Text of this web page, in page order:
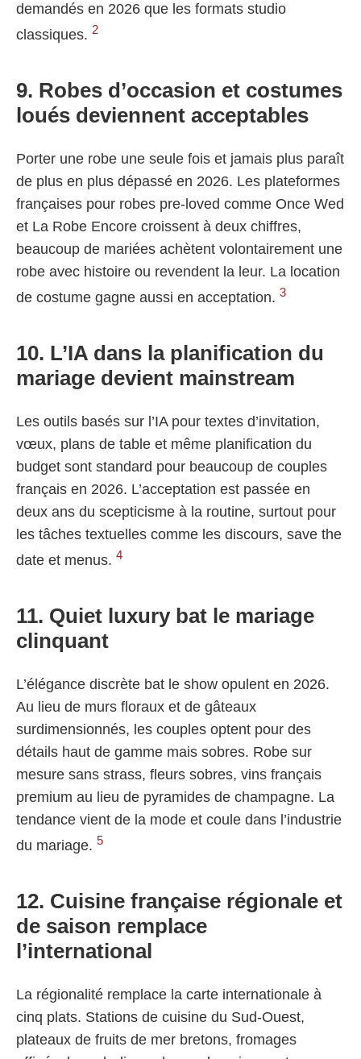
demandés en 2026 que les formats studio
classiques. 2
9. Robes d’occasion et costumes
loués deviennent acceptables
Porter une robe une seule fois et jamais plus paraît
de plus en plus dépassé en 2026. Les plateformes
françaises pour robes pre-loved comme Once Wed
et La Robe Encore croissent à deux chiffres,
beaucoup de mariées achètent volontairement une
robe avec histoire ou revendent la leur. La location
de costume gagne aussi en acceptation. 3
10. L’IA dans la planification du
mariage devient mainstream
Les outils basés sur l’IA pour textes d’invitation,
vœux, plans de table et même planification du
budget sont standard pour beaucoup de couples
français en 2026. L’acceptation est passée en
deux ans du scepticisme à la routine, surtout pour
les tâches textuelles comme les discours, save the
date et menus. 4
11. Quiet luxury bat le mariage
clinquant
L’élégance discrète bat le show opulent en 2026.
Au lieu de murs floraux et de gâteaux
surdimensionnés, les couples optent pour des
détails haut de gamme mais sobres. Robe sur
mesure sans strass, fleurs sobres, vins français
premium au lieu de pyramides de champagne. La
tendance vient de la mode et coule dans l’industrie
du mariage. 5
12. Cuisine française régionale et
de saison remplace
l’international
La régionalité remplace la carte internationale à
cinq plats. Stations de cuisine du Sud-Ouest,
plateaux de fruits de mer bretons, fromages